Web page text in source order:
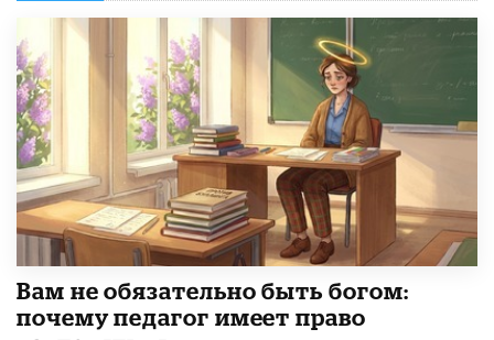
​Вам не обязательно быть богом:
почему педагог имеет право